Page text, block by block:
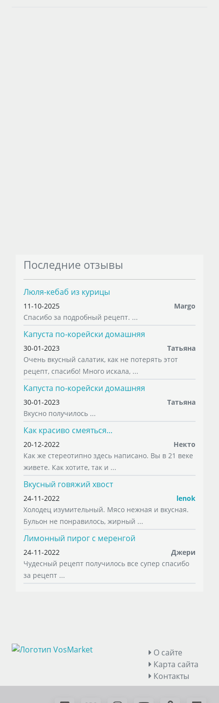
Последние отзывы
Люля-кебаб из курицы
11-10-2025
Margo
Спасибо за подробный рецепт. ...
Капуста по-корейски домашняя
30-01-2023
Татьяна
Очень вкусный салатик, как не потерять этот
рецепт, спасибо! Много искала, ...
Капуста по-корейски домашняя
30-01-2023
Татьяна
Вкусно получилось ...
Как красиво смеяться...
20-12-2022
Некто
Как же стереотипно здесь написано. Вы в 21 веке
живете. Как хотите, так и ...
Вкусный говяжий хвост
24-11-2022
lenok
Холодец изумительный. Мясо нежная и вкусная.
Бульон не понравилось, жирный ...
Лимонный пирог с меренгой
24-11-2022
Джери
Чудесный рецепт получилось все супер спасибо
за рецепт ...
О сайте
Карта сайта
Контакты